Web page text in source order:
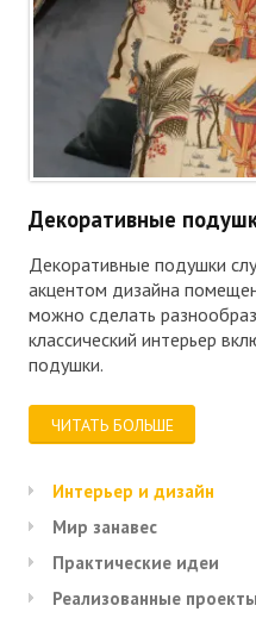
Интерьер и дизайн
Мир занавес
Практические идеи
Реализованные проекты
Декоративные
Декоративные подушки
акцентом дизайна
можно сделать
классический интерьер
подушки.
ЧИТАТЬ БОЛЬШЕ